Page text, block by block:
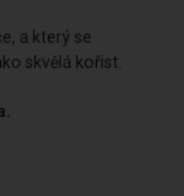
a který se
skvělá kořist.